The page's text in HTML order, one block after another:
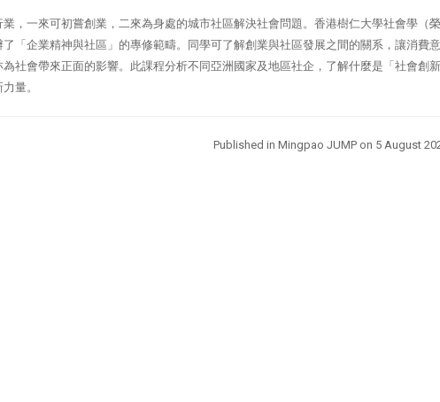
，一來可初嘗創業，二來為身處的城市社區解決社會問題。香港樹仁大學社會學（
「企業精神與社區」的專修範疇。同學可了解創業與社區發展之間的關系，讓消費
社會帶來正面的影響。此課程分析不同亞洲國家及地區社企，了解什麼是「社會創
量。
Published in Mingpao JUMP on 5 August